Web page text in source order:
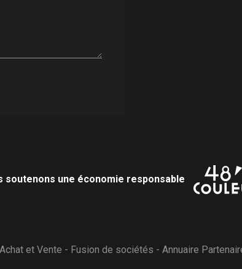
soutenons une économie responsable
Achat et Vente - Fusion de sociétés - Annuaire